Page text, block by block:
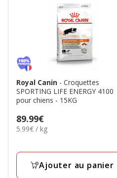
Royal Canin - Croquettes
SPORTING LIFE ENERGY 4100
pour chiens - 15KG
Prix
89.99€
89.99€
5.99€
5.99€ / kg
Ajouter au panier